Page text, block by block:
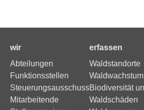
wir
Abteilungen
Funktionsstellen
Steuerungsausschuss
Mitarbeitende
erfassen
Waldstandorte
Waldwachstum
Biodiversität
Waldschäden